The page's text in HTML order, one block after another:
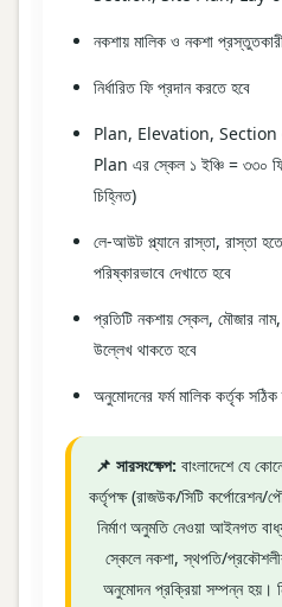
নকশায় মালিক ও নকশা
নির্ধারিত ফি প্রদান করতে হবে
Plan, Elevation, Section
Plan এর স্কেল ১ ইঞ্চি = ৩৩০
চিহ্নিত)
লে-আউট প্ল্যানে রাস্তা, রাস্তা
পরিষ্কারভাবে দেখাতে হবে
প্রতিটি নকশায় স্কেল, মৌজার
উল্লেখ থাকতে হবে
অনুমোদনের ফর্ম মালিক কর্তৃক
📌 সারসংক্ষেপ: বাংলাদেশে যে
কর্তৃপক্ষ (রাজউক/সিটি
নির্মাণ অনুমতি নেওয়া আইনগত
স্কেলে নকশা, স্থপতি/
অনুমোদন প্রক্রিয়া সম্পন্ন হয়।